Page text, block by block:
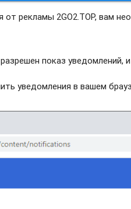
рекламы 2GO2.TOP, вам
показ уведомлений,
уведомления в вашем